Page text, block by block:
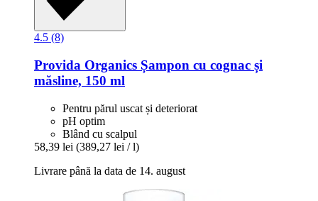
4.5 (8)
Provida Organics Șampon cu cognac și
măsline, 150 ml
Pentru părul uscat și deteriorat
pH optim
Blând cu scalpul
58,39 lei (389,27 lei / l)
Livrare până la data de 14. august